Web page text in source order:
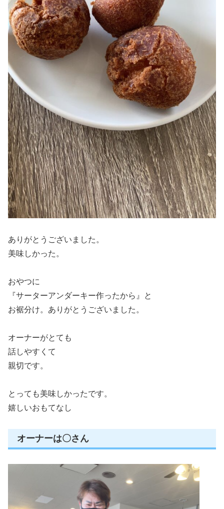
ありがとうございました。
美味しかった。
おやつに
『サーターアンダーキー作ったから』と
お裾分け。ありがとうございました。
オーナーがとても
話しやすくて
親切です。
とっても美味しかったです。
嬉しいおもてなし
オーナーは〇さん